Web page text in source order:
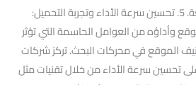
تجربة تسوق فريدة وممتعة. 5. تحسين سرعة الأداء وتجربة التحميل:
وأداؤه من العوامل الحاسمة التي تؤثر
الموقع في محركات البحث. تركز شركات
تحسين سرعة الأداء من خلال تقنيات مثل